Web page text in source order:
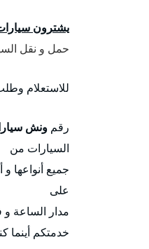
يشترون
حمل و نقل
للاستعلام
رقم ونش
السيارات من
جميع أنواعها
على
مدار الساعة
خدمتكم أينما